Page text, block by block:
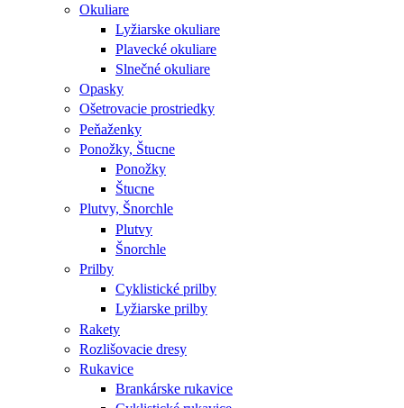
Okuliare
Lyžiarske okuliare
Plavecké okuliare
Slnečné okuliare
Opasky
Ošetrovacie prostriedky
Peňaženky
Ponožky, Štucne
Ponožky
Štucne
Plutvy, Šnorchle
Plutvy
Šnorchle
Prilby
Cyklistické prilby
Lyžiarske prilby
Rakety
Rozlišovacie dresy
Rukavice
Brankárske rukavice